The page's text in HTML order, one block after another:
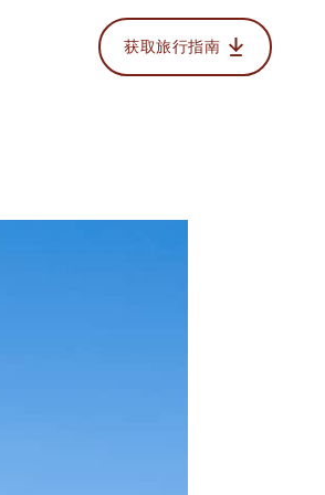
获取旅行指南